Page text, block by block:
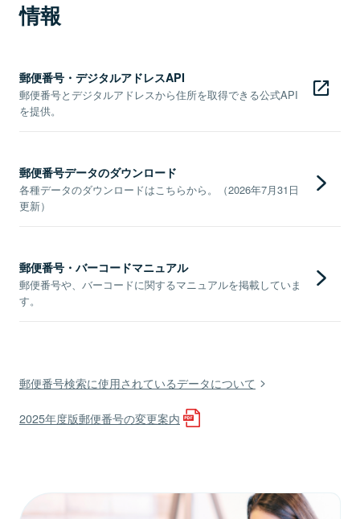
情報
郵便番号・デジタルアドレスAPI
郵便番号とデジタルアドレスから住所を取得できる公式API
を提供。
郵便番号データのダウンロード
各種データのダウンロードはこちらから。（2026年7月31日
更新）
郵便番号・バーコードマニュアル
郵便番号や、バーコードに関するマニュアルを掲載していま
す。
郵便番号検索に使用されているデータについて
2025年度版郵便番号の変更案内